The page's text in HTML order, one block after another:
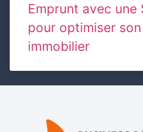
Emprunt avec une
pour optimiser
immobilier